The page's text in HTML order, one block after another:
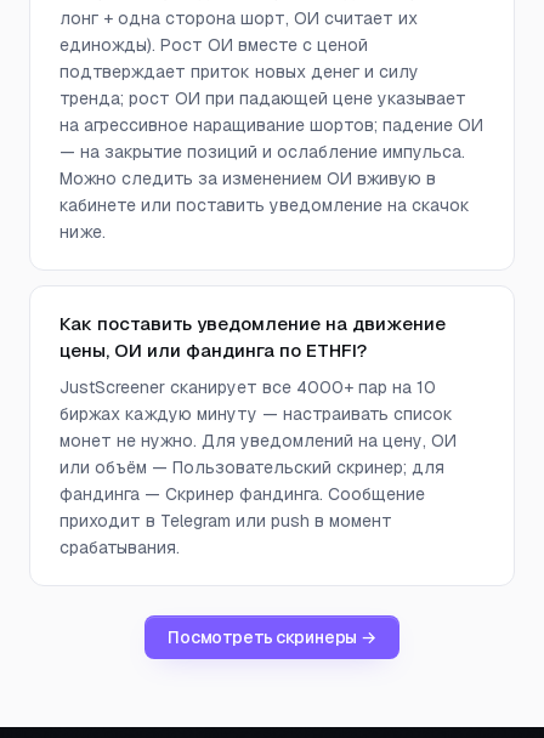
лонг + одна сторона шорт, ОИ считает их
единожды). Рост ОИ вместе с ценой
подтверждает приток новых денег и силу
тренда; рост ОИ при падающей цене указывает
на агрессивное наращивание шортов; падение ОИ
— на закрытие позиций и ослабление импульса.
Можно следить за изменением ОИ вживую в
кабинете или поставить уведомление на скачок
ниже.
Как поставить уведомление на движение
цены, ОИ или фандинга по ETHFI?
JustScreener сканирует все 4000+ пар на 10
биржах каждую минуту — настраивать список
монет не нужно. Для уведомлений на цену, ОИ
или объём — Пользовательский скринер; для
фандинга — Скринер фандинга. Сообщение
приходит в Telegram или push в момент
срабатывания.
Посмотреть скринеры →